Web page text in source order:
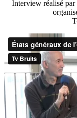
Interview réalisé par